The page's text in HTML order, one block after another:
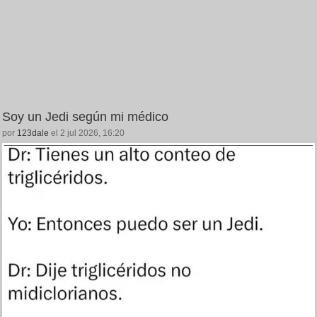
Soy un Jedi según mi médico
por 123dale el 2 jul 2026, 16:20